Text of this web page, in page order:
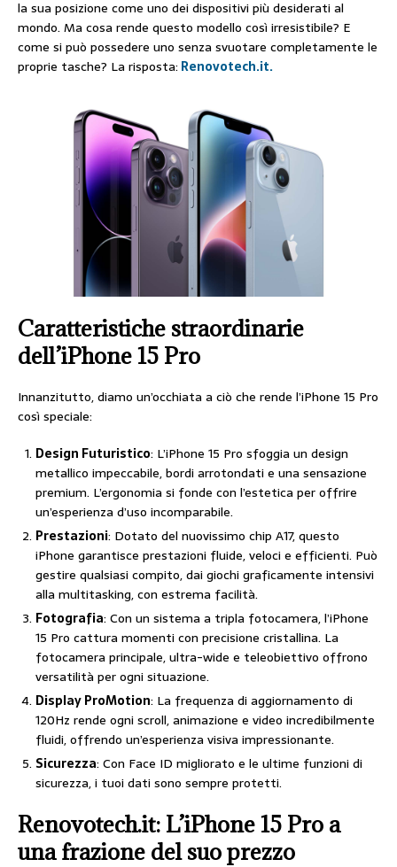
la sua posizione come uno dei dispositivi più desiderati al
mondo. Ma cosa rende questo modello così irresistibile? E
come si può possedere uno senza svuotare completamente le
proprie tasche? La risposta: Renovotech.it.
Caratteristiche straordinarie
dell’iPhone 15 Pro
Innanzitutto, diamo un’occhiata a ciò che rende l’iPhone 15 Pro
così speciale:
Design Futuristico: L’iPhone 15 Pro sfoggia un design
metallico impeccabile, bordi arrotondati e una sensazione
premium. L’ergonomia si fonde con l’estetica per offrire
un’esperienza d’uso incomparabile.
Prestazioni: Dotato del nuovissimo chip A17, questo
iPhone garantisce prestazioni fluide, veloci e efficienti. Può
gestire qualsiasi compito, dai giochi graficamente intensivi
alla multitasking, con estrema facilità.
Fotografia: Con un sistema a tripla fotocamera, l’iPhone
15 Pro cattura momenti con precisione cristallina. La
fotocamera principale, ultra-wide e teleobiettivo offrono
versatilità per ogni situazione.
Display ProMotion: La frequenza di aggiornamento di
120Hz rende ogni scroll, animazione e video incredibilmente
fluidi, offrendo un’esperienza visiva impressionante.
Sicurezza: Con Face ID migliorato e le ultime funzioni di
sicurezza, i tuoi dati sono sempre protetti.
Renovotech.it: L’iPhone 15 Pro a
una frazione del suo prezzo